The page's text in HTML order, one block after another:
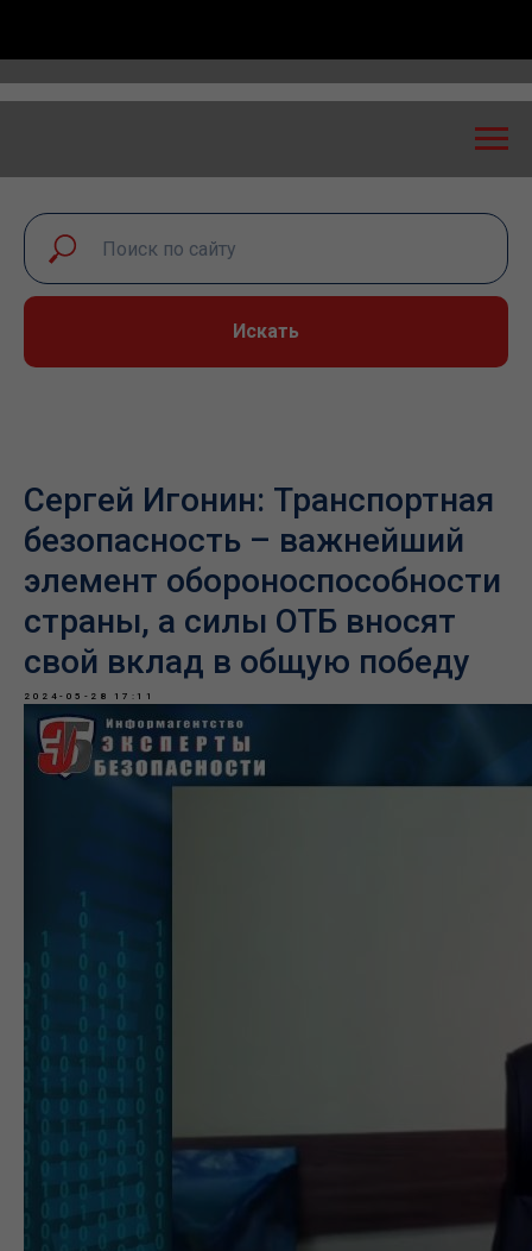
Искать
Сергей Игонин: Транспортная
безопасность – важнейший
элемент обороноспособности
страны, а силы ОТБ вносят
свой вклад в общую победу
2024-05-28 17:11